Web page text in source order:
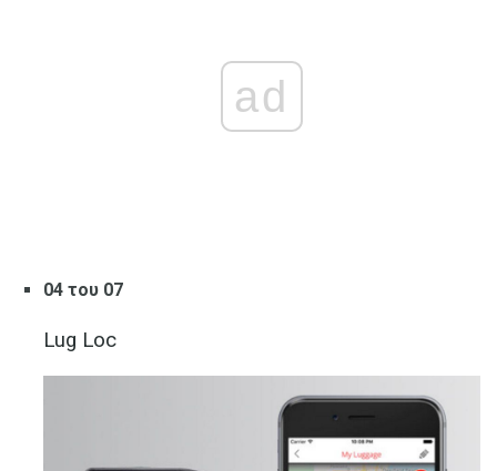
ad
04 του 07
Lug Loc